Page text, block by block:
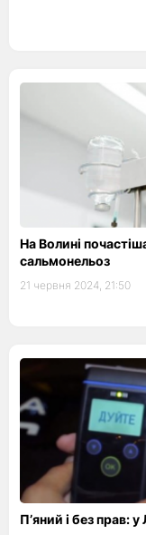
На Волині
сальмонельоз
21 червня 2024, 21:50
П’яний і без прав: